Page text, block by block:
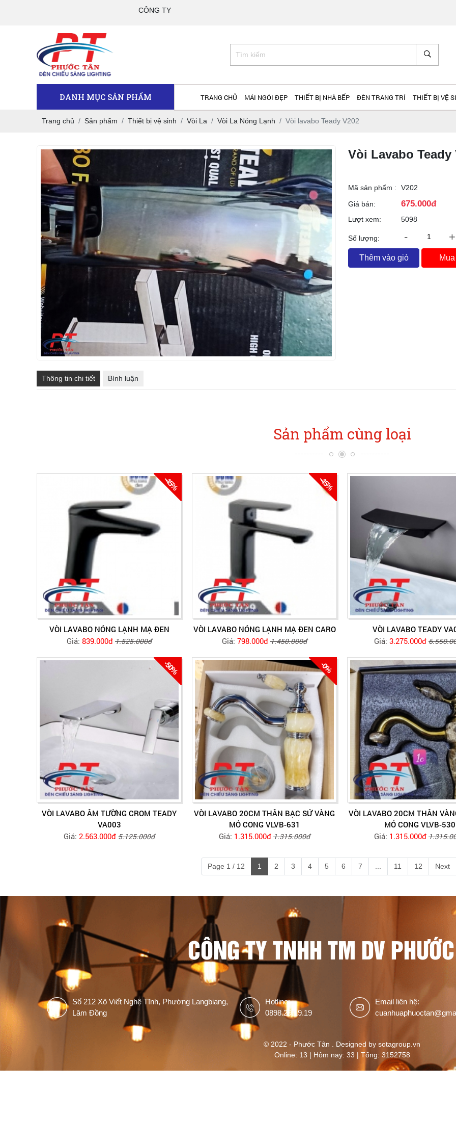
CÔNG TY TNHH TM DV PHƯỚC TÂN
DANH MỤC SẢN PHẨM TRANG CHỦ MÁI NGÓI ĐẸP THIẾT BỊ NHÀ BẾP ĐÈN TRANG TRÍ THIẾT BỊ VỆ
Trang chủ Sản phẩm Thiết bị vệ sinh Vòi La Vòi La Nóng Lạnh Vòi lavabo Teady V202
Vòi Lavabo Teady
Mã sản phẩm :
V202
Giá bán:
675.000đ
Lượt xem: 5098
Số lượng: - +
Thêm vào giỏ
Thông tin chi tiết Bình luận
Sản phẩm cùng loại
-45%
VÒI LAVABO NÓNG LẠNH MẠ ĐEN
Giá: 839.000đ 1.525.000đ
-45%
VÒI LAVABO NÓNG LẠNH MẠ ĐEN CARO
Giá: 798.000đ 1.450.000đ
VÒI LAVABO TEADY
Giá: 3.275.000đ
-50%
VÒI LAVABO ÂM TƯỜNG CROM TEADY
VA003
Giá: 2.563.000đ 5.125.000đ
-0%
VÒI LAVABO 20CM THÂN BẠC SỨ VÀNG
MỎ CONG VLVB-631
Giá: 1.315.000đ 1.315.000đ
VÒI LAVABO 20CM THÂN
MỎ CONG VLVB-530
Giá: 1.315.000đ
Page 1 / 12 1 2 3 4 5 6 7 ... 11 12 Next
CÔNG TY TNHH TM DV
Số 212 Xô Viết Nghệ Tĩnh, Phường Langbiang,
Lâm Đồng
Hotline:
0898.29.19.19
Email liên hệ:
© 2022 - Phước Tân . Designed by sotagroup.vn
Online: 13 | Hôm nay: 33 | Tổng: 3152758